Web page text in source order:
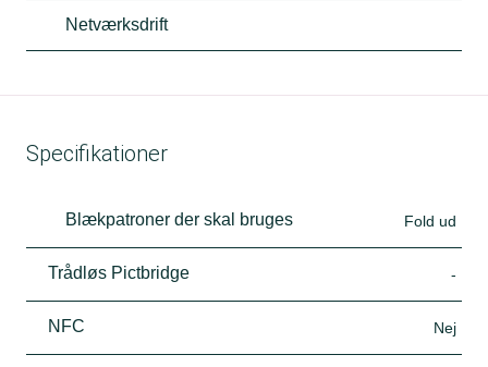
Netværksdrift
Specifikationer
Blækpatroner der skal bruges Fold ud
Trådløs Pictbridge -
NFC Nej